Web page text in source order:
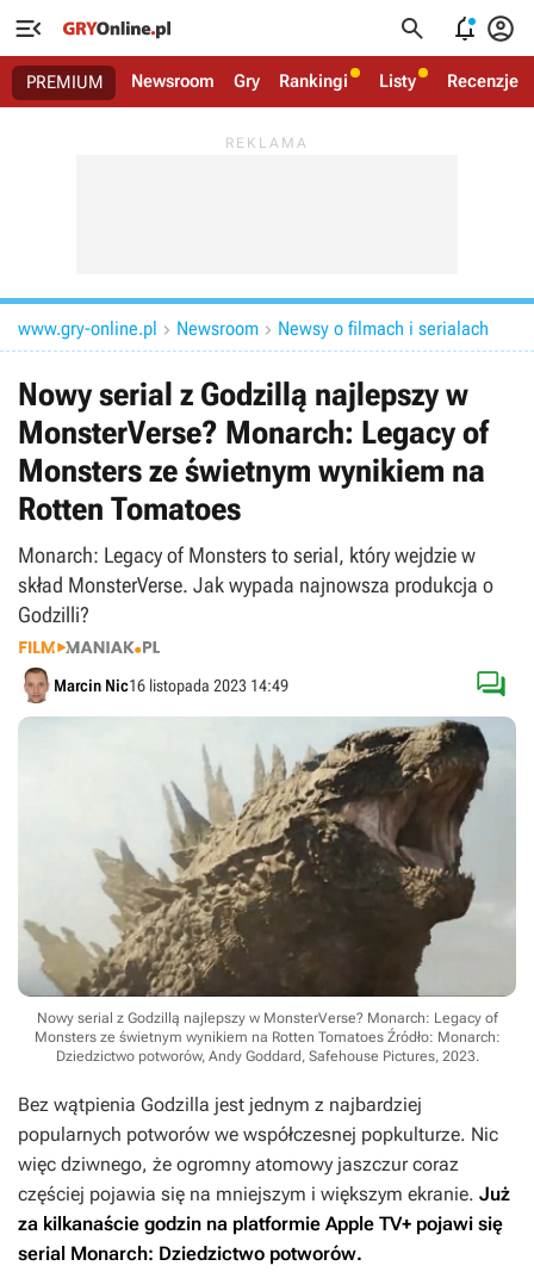
   
PREMIUM Newsroom Gry Rankingi Listy Recenzje
www.gry-online.pl  Newsroom  Newsy o filmach i serialach
Nowy serial z Godzillą najlepszy w
MonsterVerse? Monarch: Legacy of
Monsters ze świetnym wynikiem na
Rotten Tomatoes
Monarch: Legacy of Monsters to serial, który wejdzie w
skład MonsterVerse. Jak wypada najnowsza produkcja o
Godzilli?
Marcin Nic16 listopada 2023 14:49 
Nowy serial z Godzillą najlepszy w MonsterVerse? Monarch: Legacy of
Monsters ze świetnym wynikiem na Rotten Tomatoes Źródło: Monarch:
Dziedzictwo potworów, Andy Goddard, Safehouse Pictures, 2023.
Bez wątpienia Godzilla jest jednym z najbardziej
popularnych potworów we współczesnej popkulturze. Nic
więc dziwnego, że ogromny atomowy jaszczur coraz
częściej pojawia się na mniejszym i większym ekranie. Już
za kilkanaście godzin na platformie Apple TV+ pojawi się
serial Monarch: Dziedzictwo potworów.